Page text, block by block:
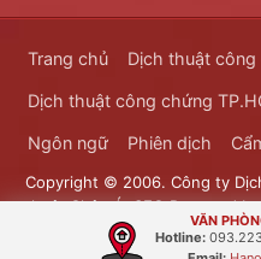
Trang chủ Dịch thuật
Dịch thuật công chứng
Ngôn ngữ Phiên dịch
Copyright © 2006. Công ty
thuật Châu Á. SEO Powered
Bưu
VĂN
Hotline: